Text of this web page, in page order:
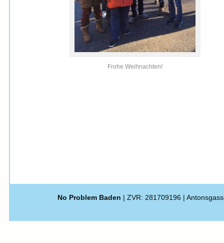
Frohe Weihnachten!
No Problem Baden | ZVR: 281709196 |